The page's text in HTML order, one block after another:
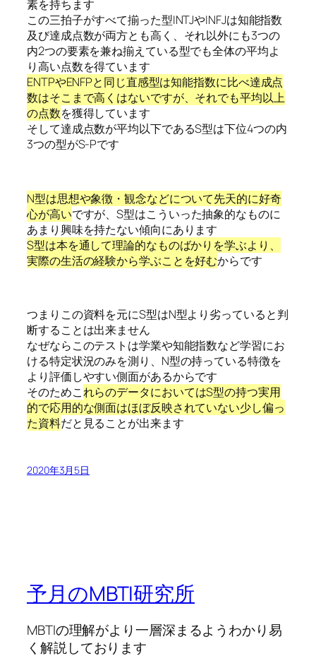
素を持ちます
この三拍子がすべて揃った型INTJやINFJは知能指数
及び達成点数が両方とも高く、それ以外にも3つの
内2つの要素を兼ね揃えている型でも全体の平均よ
り高い点数を得ています
ENTPやENFPと同じ直感型は知能指数に比べ達成点
数はそこまで高くはないですが、それでも平均以上
の点数を獲得しています
そして達成点数が平均以下であるS型は下位4つの内
3つの型がS-Pです
N型は思想や象徴・観念などについて先天的に好奇
心が高いですが、S型はこういった抽象的なものに
あまり興味を持たない傾向にあります
S型は本を通して理論的なものばかりを学ぶより、
実際の生活の経験から学ぶことを好むからです
つまりこの資料を元にS型はN型より劣っていると判
断することは出来ません
なぜならこのテストは学業や知能指数など学習にお
ける特定状況のみを測り、N型の持っている特徴を
より評価しやすい側面があるからです
そのためこれらのデータにおいてはS型の持つ実用
的で応用的な側面はほぼ反映されていない少し偏っ
た資料だと見ることが出来ます
2020年3月5日
予月のMBTI研究所
MBTIの理解がより一層深まるようわかり易
く解説しております